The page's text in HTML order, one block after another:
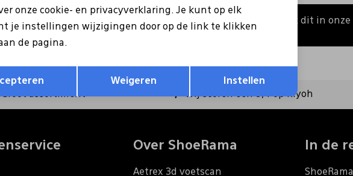
€5 korting op je
Hoe we met je data omgaan? Bekijk dit in
Groot assortiment Wij scoren een 9,4 op Kiyoh
Over ShoeRama
Aetrex 3d voetscan
In de
Terug Opslaan
onze cookie- en privacyverklaring. Je kunt op elk
je instellingen wijzigingen door op de link te klikken
de pagina.
Weigeren Instellen